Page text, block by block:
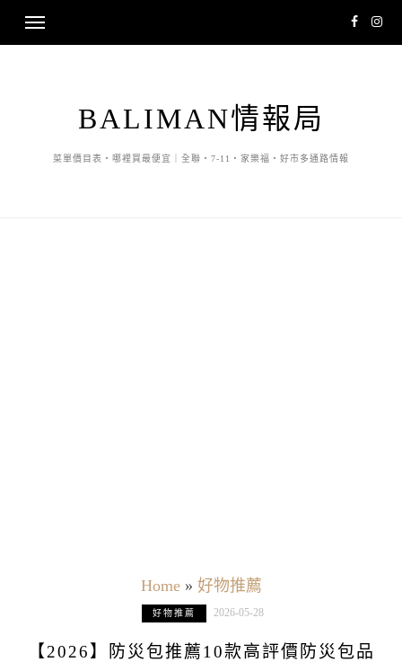
BALIMAN情報局
菜單價目表・哪裡買最便宜｜全聯・7-11・家樂福・好市多通路情報
Home» 好物推薦
好物推薦 2026-05-28
【2026】防災包推薦10款高評價防災包品